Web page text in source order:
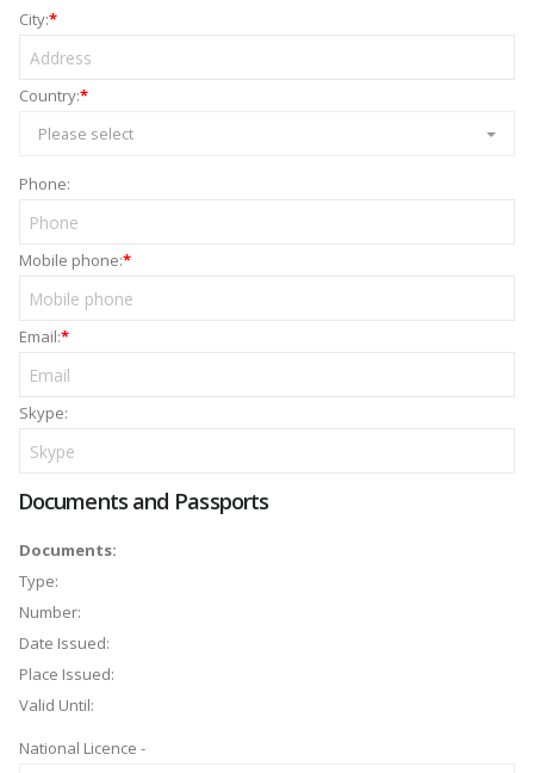
City:*
Country:*
Please select
Phone:
Mobile phone:*
Email:*
Skype:
Documents and Passports
Documents:
Type:
Number:
Date Issued:
Place Issued:
Valid Until:
National Licence -